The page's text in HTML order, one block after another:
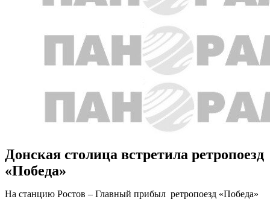
Донская столица встретила ретропоезд
«Победа»
На станцию Ростов – Главный прибыл ретропоезд «Победа»